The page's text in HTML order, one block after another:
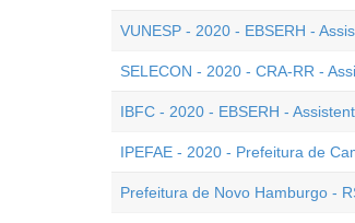
VUNESP - 2020 - EBSERH -
SELECON - 2020 - CRA-RR -
IBFC - 2020 - EBSERH -
IPEFAE - 2020 - Prefeitura de
Prefeitura de Novo Hamburgo -